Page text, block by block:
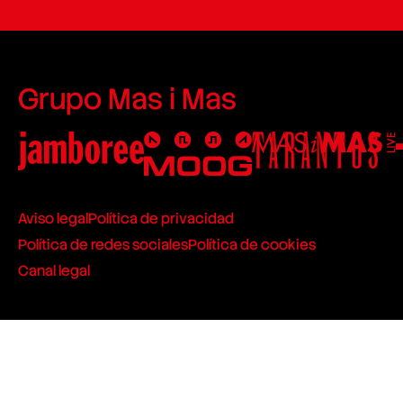
Grupo Mas i Mas
Aviso legalPolítica de privacidad
Política de redes socialesPolítica de cookies
Canal legal